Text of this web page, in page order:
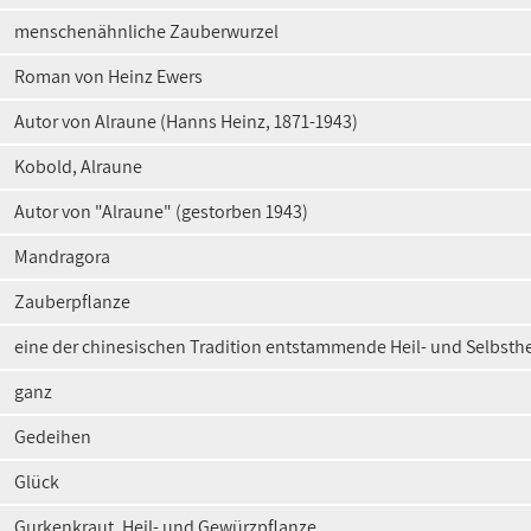
menschenähnliche Zauberwurzel
Roman von Heinz Ewers
Autor von Alraune (Hanns Heinz, 1871-1943)
Kobold, Alraune
Autor von "Alraune" (gestorben 1943)
Mandragora
Zauberpflanze
eine der chinesischen Tradition entstammende Heil- und
ganz
Gedeihen
Glück